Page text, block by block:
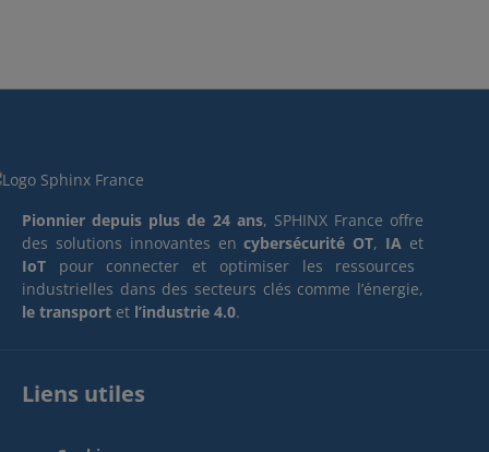
Pionnier depuis plus de 24 ans, SPHINX France offre
des solutions innovantes encybersécurité OT, IA et
IoT pour connecter et optimiser les ressources
industrielles dans des secteurs clés comme l’énergie,
le transport et l’industrie 4.0.
Liens utiles